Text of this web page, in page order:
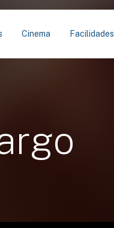
Cinema Facilidades